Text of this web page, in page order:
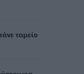
ταμείο